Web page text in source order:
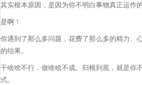
其实根本原因，是因为你不明白事物真正运作的
是啊！
你遇到了那么多问题，花费了那么多的精力、
的结果。
干啥啥不行，做啥啥不成。归根到底，就是你
式。